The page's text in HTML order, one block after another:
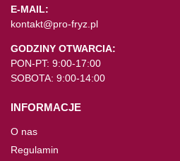
E-MAIL:
kontakt@pro-fryz.pl
GODZINY OTWARCIA:
PON-PT: 9:00-17:00
SOBOTA: 9:00-14:00
INFORMACJE
O nas
Regulamin